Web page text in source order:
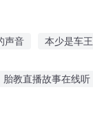
声音 本少是车王
胎教直播故事在线听